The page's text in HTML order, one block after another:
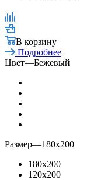
В корзину
Подробнее
Цвет—Бежевый
Размер—180x200
180x200
120x200